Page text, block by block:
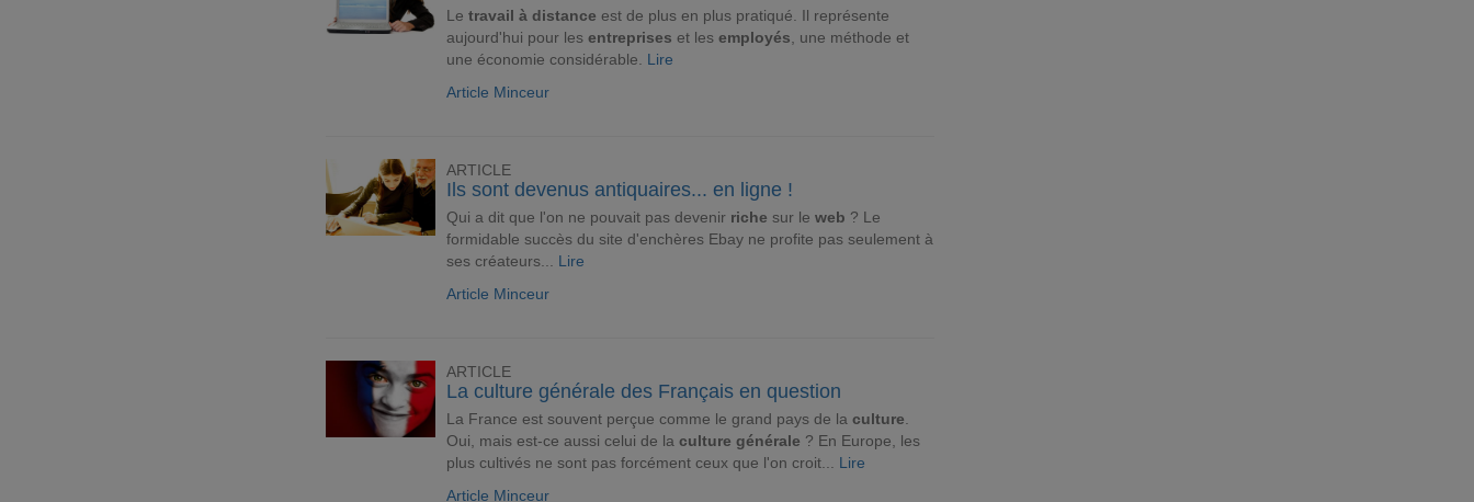
Le travail à distance est de plus en plus pratiqué. Il représente
aujourd'hui pour les entreprises et les employés , une méthode et
une économie considérable. Lire
Article Minceur
ARTICLE
Ils sont devenus antiquaires... en ligne !
Qui a dit que l'on ne pouvait pas devenir riche sur le web ? Le
formidable succès du site d'enchères Ebay ne profite pas seulement à
ses créateurs... Lire
Article Minceur
ARTICLE
La culture générale des Français en question
La France est souvent perçue comme le grand pays de la culture
Oui, mais est-ce aussi celui de la culture générale ? En Europe, les
plus cultivés ne sont pas forcément ceux que l'on croit... Lire
Article Minceur